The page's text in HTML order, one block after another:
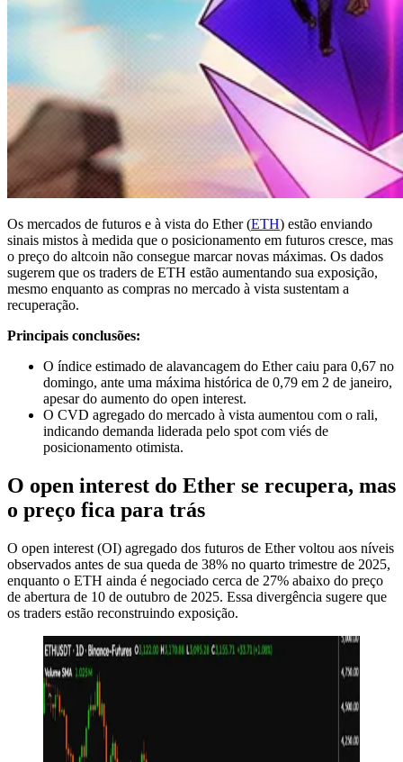
Os mercados de futuros e à vista do Ether (ETH) estão enviando
sinais mistos à medida que o posicionamento em futuros cresce, mas
o preço do altcoin não consegue marcar novas máximas. Os dados
sugerem que os traders de ETH estão aumentando sua exposição,
mesmo enquanto as compras no mercado à vista sustentam a
recuperação.
Principais conclusões:
O índice estimado de alavancagem do Ether caiu para 0,67 no
domingo, ante uma máxima histórica de 0,79 em 2 de janeiro,
apesar do aumento do open interest.
O CVD agregado do mercado à vista aumentou com o rali,
indicando demanda liderada pelo spot com viés de
posicionamento otimista.
O open interest do Ether se recupera, mas
o preço fica para trás
O open interest (OI) agregado dos futuros de Ether voltou aos níveis
observados antes de sua queda de 38% no quarto trimestre de 2025,
enquanto o ETH ainda é negociado cerca de 27% abaixo do preço
de abertura de 10 de outubro de 2025. Essa divergência sugere que
os traders estão reconstruindo exposição.